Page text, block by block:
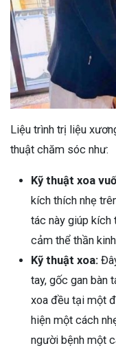
Liệu trình trị liệu
thuật chăm sóc như:
Kỹ thuật xoa
kích thích nhẹ
tác này giúp kích
cảm thể thần
Kỹ thuật xoa:
tay, gốc gan bàn
xoa đều tại một
hiện một cách
người bệnh một